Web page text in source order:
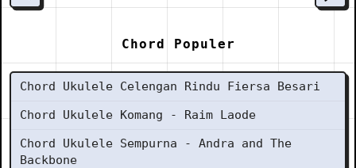
Chord Populer
Chord Ukulele Celengan Rindu Fiersa Besari
Chord Ukulele Komang - Raim Laode
Chord Ukulele Sempurna - Andra and The
Backbone